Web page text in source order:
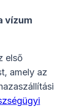
vízum
első
amely az